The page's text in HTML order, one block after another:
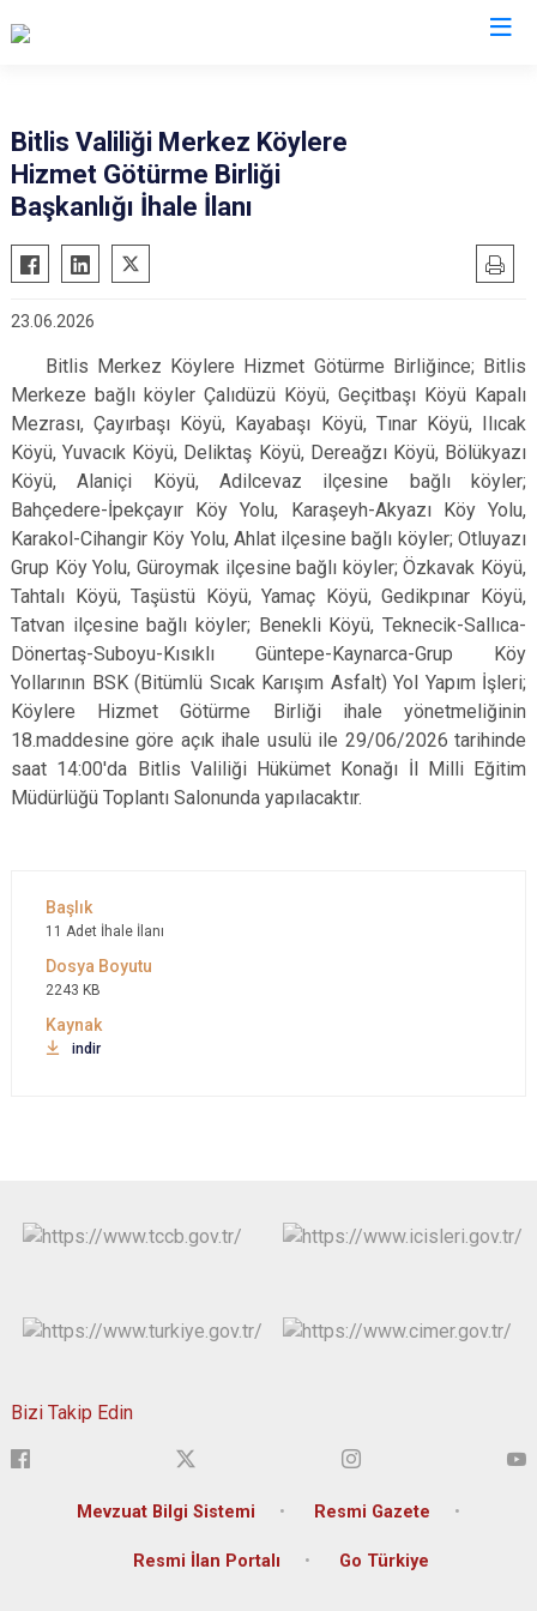
Bitlis Valiliği Merkez Köylere
Hizmet Götürme Birliği
Başkanlığı İhale İlanı
23.06.2026
Bitlis Merkez Köylere Hizmet Götürme Birliğince; Bitlis
Merkeze bağlı köyler Çalıdüzü Köyü, Geçitbaşı Köyü Kapalı
Mezrası, Çayırbaşı Köyü, Kayabaşı Köyü, Tınar Köyü, Ilıcak
Köyü, Yuvacık Köyü, Deliktaş Köyü, Dereağzı Köyü, Bölükyazı
Köyü, Alaniçi Köyü, Adilcevaz ilçesine bağlı köyler;
Bahçedere-İpekçayır Köy Yolu, Karaşeyh-Akyazı Köy Yolu,
Karakol-Cihangir Köy Yolu, Ahlat ilçesine bağlı köyler; Otluyazı
Grup Köy Yolu, Güroymak ilçesine bağlı köyler; Özkavak Köyü,
Tahtalı Köyü, Taşüstü Köyü, Yamaç Köyü, Gedikpınar Köyü,
Tatvan ilçesine bağlı köyler; Benekli Köyü, Teknecik-Sallıca-
Dönertaş-Suboyu-Kısıklı Güntepe-Kaynarca-Grup Köy
Yollarının BSK (Bitümlü Sıcak Karışım Asfalt) Yol Yapım İşleri;
Köylere Hizmet Götürme Birliği ihale yönetmeliğinin
18.maddesine göre açık ihale usulü ile 29/06/2026 tarihinde
saat 14:00'da Bitlis Valiliği Hükümet Konağı İl Milli Eğitim
Müdürlüğü Toplantı Salonunda yapılacaktır.
11 Adet İhale İlanı
2243 KB
indir
Bizi Takip Edin
Mevzuat Bilgi Sistemi Resmi Gazete
Resmi İlan Portalı Go Türkiye